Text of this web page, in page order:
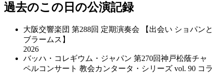
過去のこの日の公演記録
大阪交響楽団 第288回 定期演奏会 【出会い ショパンと
ブラームス】
2026
バッハ・コレギウム・ジャパン 第270回神戸松蔭チャ
ペルコンサート 教会カンタータ・シリーズ vol. 90 コラ